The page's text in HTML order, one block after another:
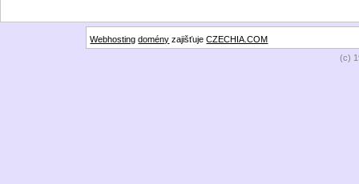
Webhosting domény zajišťujeCZECHIA.COM
(c)